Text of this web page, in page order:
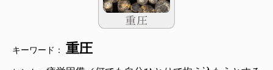
キーワード： 重圧